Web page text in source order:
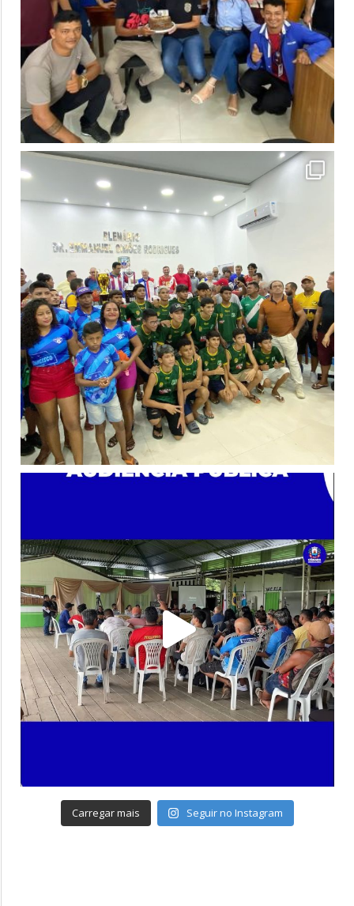
Carregar mais Seguir no Instagram